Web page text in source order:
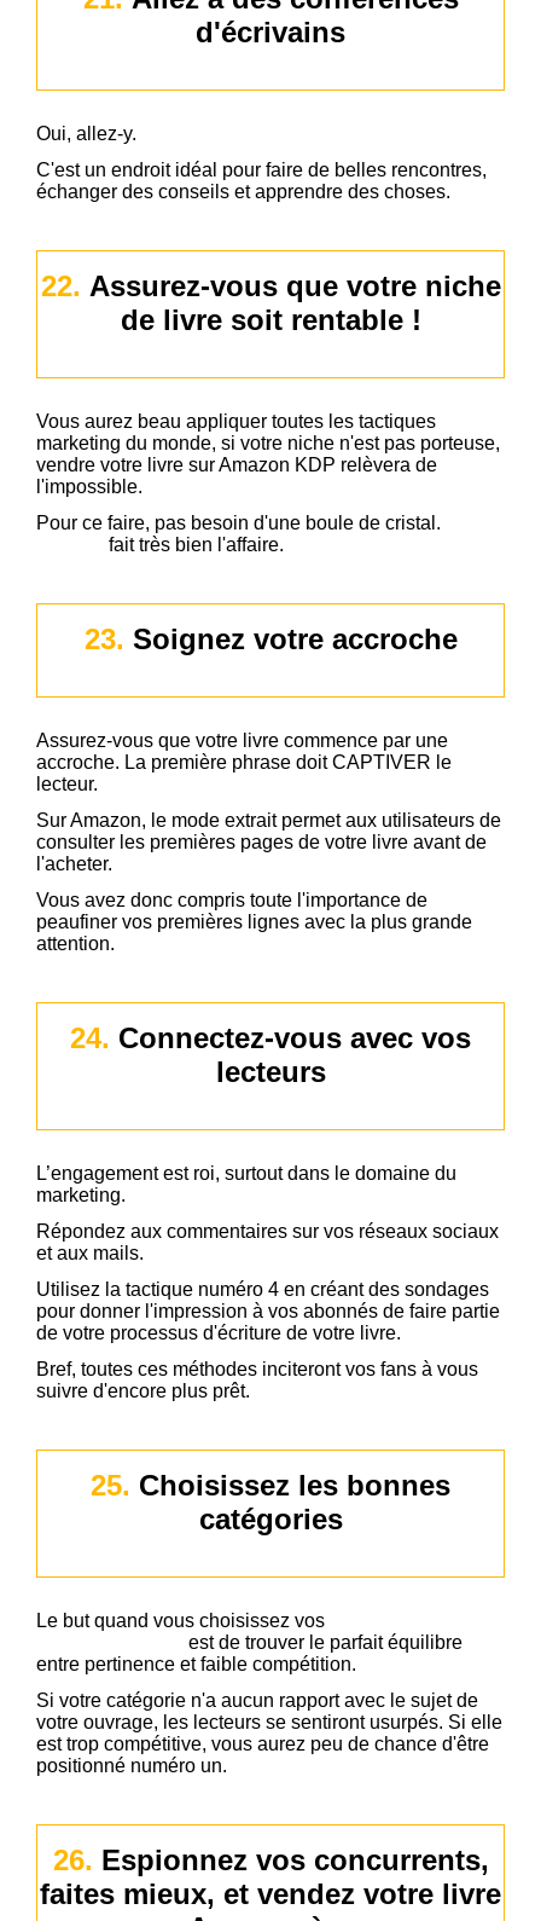
d'écrivains
Oui, allez-y.
C'est un endroit idéal pour faire de belles rencontres,
échanger des conseils et apprendre des choses.
22. Assurez-vous que votre niche
de livre soit rentable !
Vous aurez beau appliquer toutes les tactiques
marketing du monde, si votre niche n'est pas porteuse,
vendre votre livre sur Amazon KDP relèvera de
l'impossible.
Pour ce faire, pas besoin d'une boule de cristal.
fait très bien l'affaire.
23. Soignez votre accroche
Assurez-vous que votre livre commence par une
accroche. La première phrase doit CAPTIVER le
lecteur.
Sur Amazon, le mode extrait permet aux utilisateurs de
consulter les premières pages de votre livre avant de
l'acheter.
Vous avez donc compris toute l'importance de
peaufiner vos premières lignes avec la plus grande
attention.
24. Connectez-vous avec vos
lecteurs
L’engagement est roi, surtout dans le domaine du
marketing.
Répondez aux commentaires sur vos réseaux sociaux
et aux mails.
Utilisez la tactique numéro 4 en créant des sondages
pour donner l'impression à vos abonnés de faire partie
de votre processus d'écriture de votre livre.
Bref, toutes ces méthodes inciteront vos fans à vous
suivre d'encore plus prêt.
25. Choisissez les bonnes
catégories
Le but quand vous choisissez vos
est de trouver le parfait équilibre
entre pertinence et faible compétition.
Si votre catégorie n'a aucun rapport avec le sujet de
votre ouvrage, les lecteurs se sentiront usurpés. Si elle
est trop compétitive, vous aurez peu de chance d'être
positionné numéro un.
26. Espionnez vos concurrents,
faites mieux, et vendez votre livre